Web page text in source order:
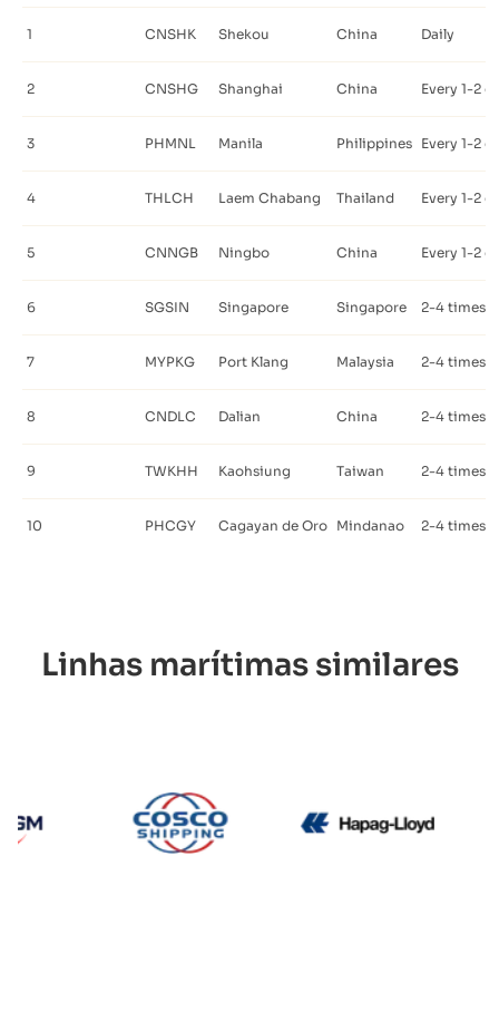
1 CNSHK Shekou China Daily
2 CNSHG Shanghai China Every 1-2
3 PHMNL Manila Philippines Every 1-2
4 THLCH Laem Chabang Thailand Every 1-2
5 CNNGB Ningbo China Every 1-2
6 SGSIN Singapore Singapore 2-4 times a
7 MYPKG Port Klang Malaysia 2-4 times a
8 CNDLC Dalian China 2-4 times a
9 TWKHH Kaohsiung Taiwan 2-4 times a
10 PHCGY Cagayan de Oro Mindanao 2-4 times a
Linhas marítimas similares